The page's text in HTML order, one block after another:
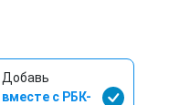
Добавь
вместе с РБК-